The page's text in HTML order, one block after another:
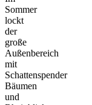
Sommer
lockt
der
große
Außenbereich
mit
Schattenspender
Bäumen
und